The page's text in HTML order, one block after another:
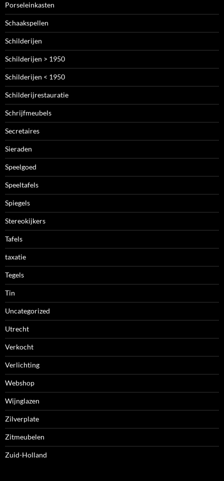
Porseleinkasten
Schaakspellen
Schilderijen
Schilderijen > 1950
Schilderijen < 1950
Schilderijrestauratie
Schrijfmeubels
Secretaires
Sieraden
Speelgoed
Speeltafels
Spiegels
Stereokijkers
Tafels
taxatie
Tegels
Tin
Uncategorized
Utrecht
Verkocht
Verlichting
Webshop
Wijnglazen
Zilverplate
Zitmeubelen
Zuid-Holland